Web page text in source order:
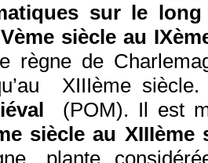
sur le long
siècle au
règne de
XIIIèmesiècle.
(POM). Il est
siècle au XIIIème
plante